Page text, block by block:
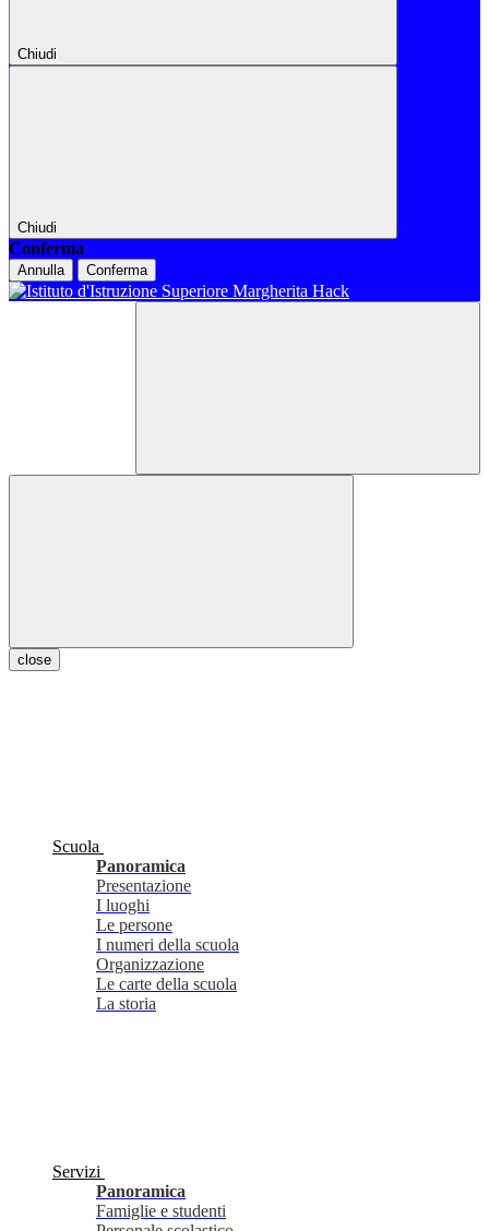
Chiudi
Chiudi
Conferma
Annulla Conferma
close
Scuola
Panoramica
Presentazione
I luoghi
Le persone
I numeri della scuola
Organizzazione
Le carte della scuola
La storia
Servizi
Panoramica
Famiglie e studenti